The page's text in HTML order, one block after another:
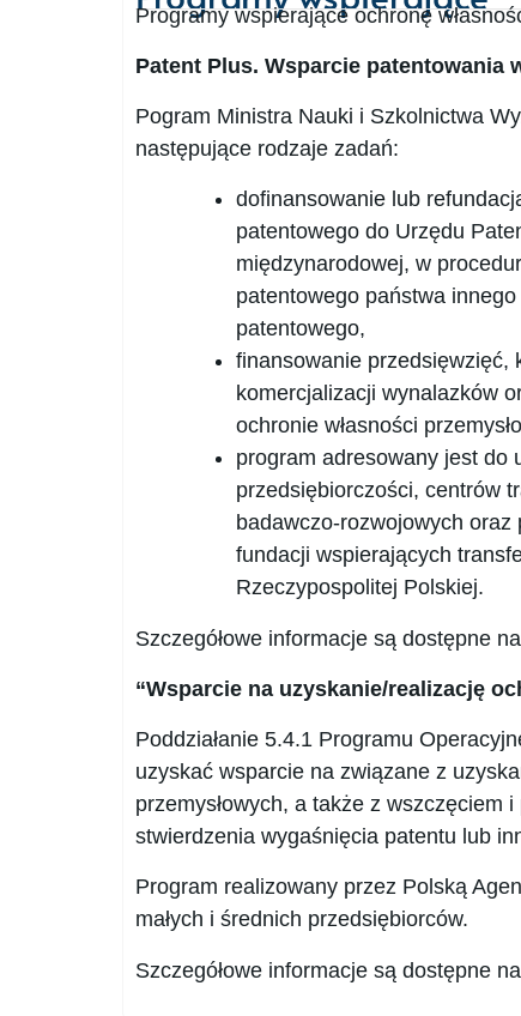
Programy wspierające ochronę
Patent Plus. Wsparcie patentowania
Pogram Ministra Nauki i Szkolnictwa
następujące rodzaje zadań:
dofinansowanie lub
patentowego do Urzędu
międzynarodowej, w
patentowego państwa
patentowego,
finansowanie przedsięwzięć,
komercjalizacji wynalazków
ochronie własności
program adresowany jest do
przedsiębiorczości, centrów
badawczo-rozwojowych oraz
fundacji wspierających
Rzeczypospolitej Polskiej.
Szczegółowe informacje są dostępne
“Wsparcie na uzyskanie/realizację
Poddziałanie 5.4.1 Programu
uzyskać wsparcie na związane z
przemysłowych, a także z wszczęciem
stwierdzenia wygaśnięcia patentu lub
Program realizowany przez Polską
małych i średnich przedsiębiorców.
Szczegółowe informacje są dostępne